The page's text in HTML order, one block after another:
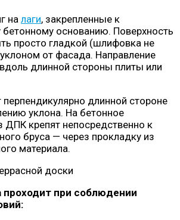
на лаги, закрепленные к
бетонному основанию. Поверхность
просто гладкой (шлифовка не
от фасада. Направление
длинной стороны плиты или
длинной стороне
уклона. На бетонное
ДПК крепят непосредственно к
бруса — через прокладку из
материала.
проходит при соблюдении